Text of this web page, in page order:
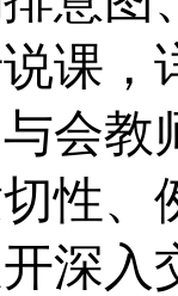
课
会教
性、
深入